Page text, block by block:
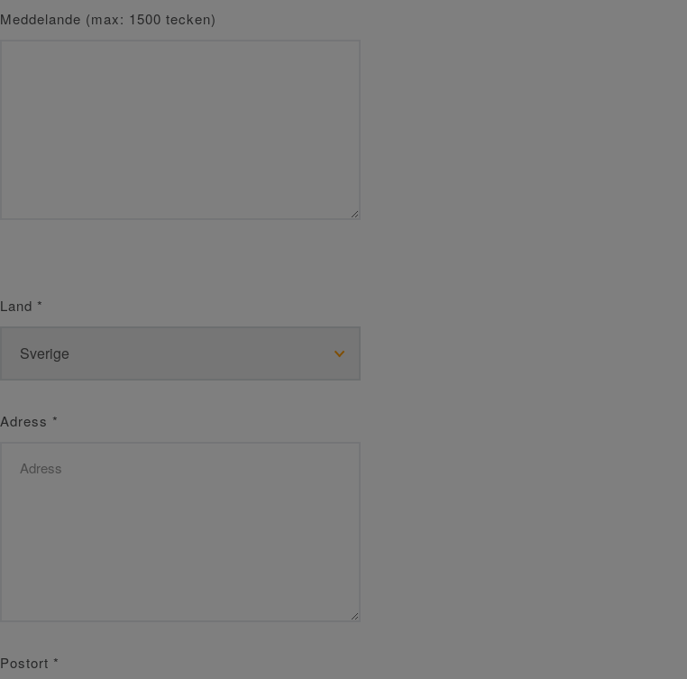
Meddelande (max: 1500 tecken)
Land *
Adress *
Postort *